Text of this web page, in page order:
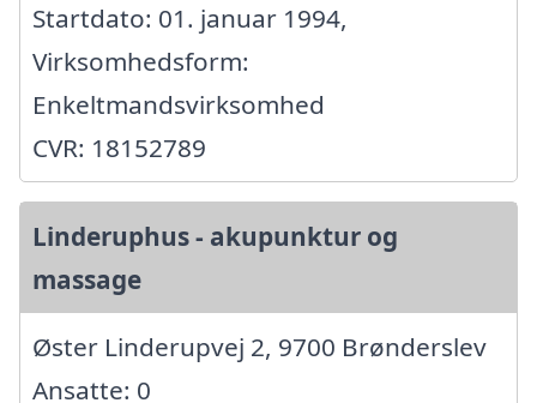
Startdato: 01. januar 1994,
Virksomhedsform:
Enkeltmandsvirksomhed
CVR: 18152789
Linderuphus - akupunktur og
massage
Øster Linderupvej 2, 9700 Brønderslev
Ansatte: 0